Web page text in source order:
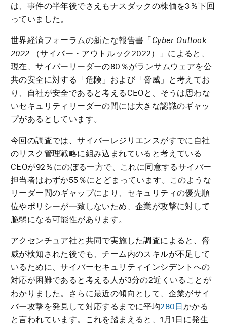
は、事件の半年後でさえもナスダックの株価を3％下回
っていました。
世界経済フォーラムの新たな報告書「Cyber Outlook
2022
（サイバー・アウトルック2022）」によると、
現在、サイバーリーダーの80％がランサムウェアを公
共の安全に対する「危険」および「脅威」と考えてお
り、自社が安全であると考えるCEOと、そうは思わな
いセキュリティリーダーの間には大きな認識のギャッ
プがあるとしています。
今回の調査では、サイバーレジリエンスがすでに自社
のリスク管理戦略に組み込まれていると考えている
CEOが92％にのぼる一方で、これに同意するサイバー
担当者はわずか55％にとどまっています。このような
リーダー間のギャップにより、セキュリティの優先順
位やポリシーが一致しないため、企業が攻撃に対して
脆弱になる可能性があります。
アクセンチュア社と共同で実施した調査によると、脅
威が検知された後でも、チーム内のスキルが不足して
いるために、サイバーセキュリティインシデントへの
対応が困難であると考える人が3分の2近くいることが
わかりました。さらに最近の傾向として、企業がサイ
バー攻撃を発見して対応するまでに平均280日かかる
と言われています。これを踏まえると、1月1日に発生